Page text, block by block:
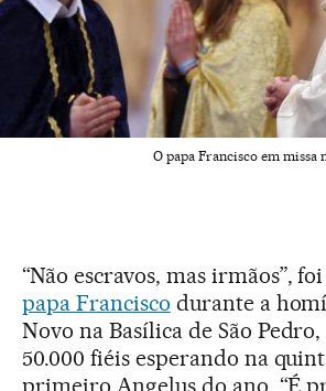
O papa Francisco em missa
“Não escravos, mas irmãos”,
papa Francisco durante a
Novo na Basílica de São
50.000 fiéis esperando na
primeiro Angelus do ano. “É